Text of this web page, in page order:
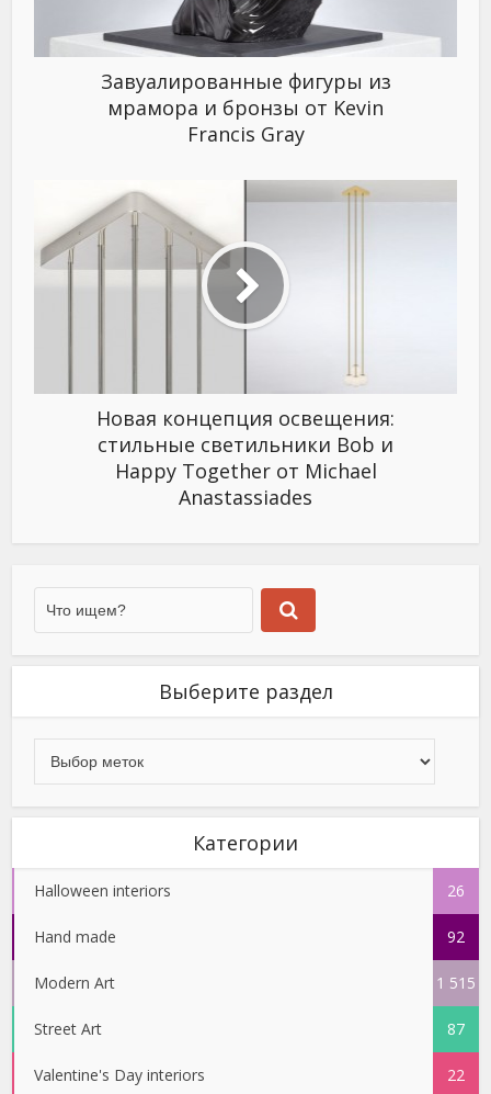
Завуалированные фигуры из
мрамора и бронзы от Kevin
Francis Gray
Новая концепция освещения:
стильные светильники Bob и
Happy Together от Michael
Anastassiades
Выберите раздел
Категории
Halloween interiors 26
Hand made 92
Modern Art 1 515
Street Art 87
Valentine's Day interiors 22